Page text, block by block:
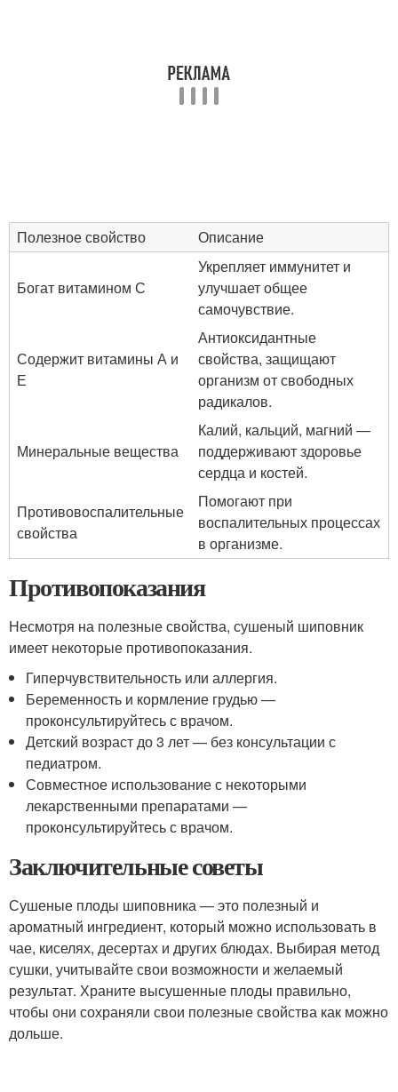
Полезное свойство Описание
Богат витамином С
Укрепляет иммунитет и
улучшает общее
самочувствие.
Содержит витамины А и
Е
Антиоксидантные
свойства, защищают
организм от свободных
радикалов.
Минеральные вещества
Калий, кальций, магний —
поддерживают здоровье
сердца и костей.
Противовоспалительные
свойства
Помогают при
воспалительных процессах
в организме.
Противопоказания
Несмотря на полезные свойства, сушеный шиповник
имеет некоторые противопоказания.
Гиперчувствительность или аллергия.
Беременность и кормление грудью —
проконсультируйтесь с врачом.
Детский возраст до 3 лет — без консультации с
педиатром.
Совместное использование с некоторыми
лекарственными препаратами —
проконсультируйтесь с врачом.
Заключительные советы
Сушеные плоды шиповника — это полезный и
ароматный ингредиент, который можно использовать в
чае, киселях, десертах и других блюдах. Выбирая метод
сушки, учитывайте свои возможности и желаемый
результат. Храните высушенные плоды правильно,
чтобы они сохраняли свои полезные свойства как можно
дольше.